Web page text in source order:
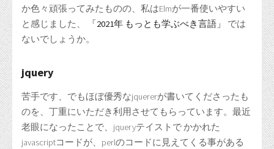
か色々頑張ってみたものの、私はElmが一番使いやすい
と感じました、
「2021年 もっとも学ぶべき言語」
では
ないでしょうか。
jquery
苦手です、でもほぼ優秀なjquererが書いてくださったも
のを、丁重にいただき利用させてもらっています。最近
老眼になったことで、jqueryテイストで かかれた
javascriptコードが、perlのコードに見えてくる事がある